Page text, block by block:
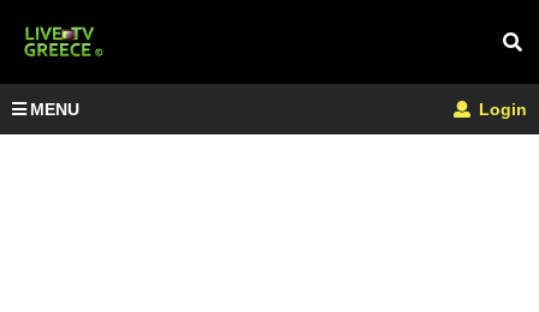
MENU Login